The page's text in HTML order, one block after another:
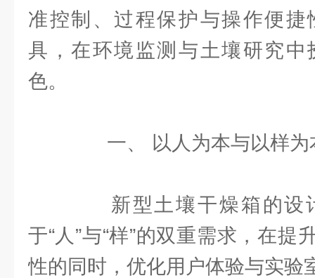
准控制、过程保护与操作便
具，在环境监测与土壤研究中
色。
一、 以人为本与以样为
新型土壤干燥箱的设
于“人”与“样”的双重需求，在提
性的同时，优化用户体验与实验